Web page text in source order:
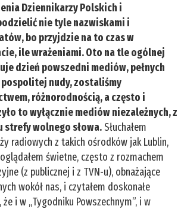
Dziennikarzy Polskich i
nie tyle nazwiskami i
bo przyjdzie na to czas w
ile wrażeniami. Oto na tle ogólnej
dzień powszedni mediów, pełnych
pospolitej nudy, zostaliśmy
różnorodnością, a często i
to wyłącznie mediów niezależnych, z
strefy wolnego słowa.Słuchałem
radiowych z takich ośrodków jak Lublin,
świetne, często z rozmachem
(z publicznej i z TVN-u), obnażające
wokół nas, i czytałem doskonałe
i w „Tygodniku Powszechnym”, i w